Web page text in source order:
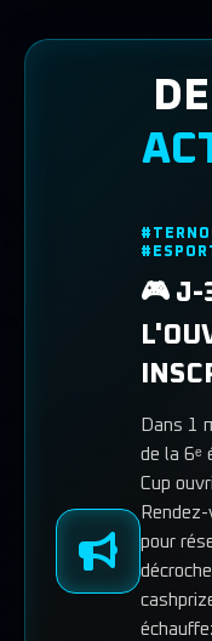
🎮 J-
Dans 1
de la 6ᵉ
Cup
pour